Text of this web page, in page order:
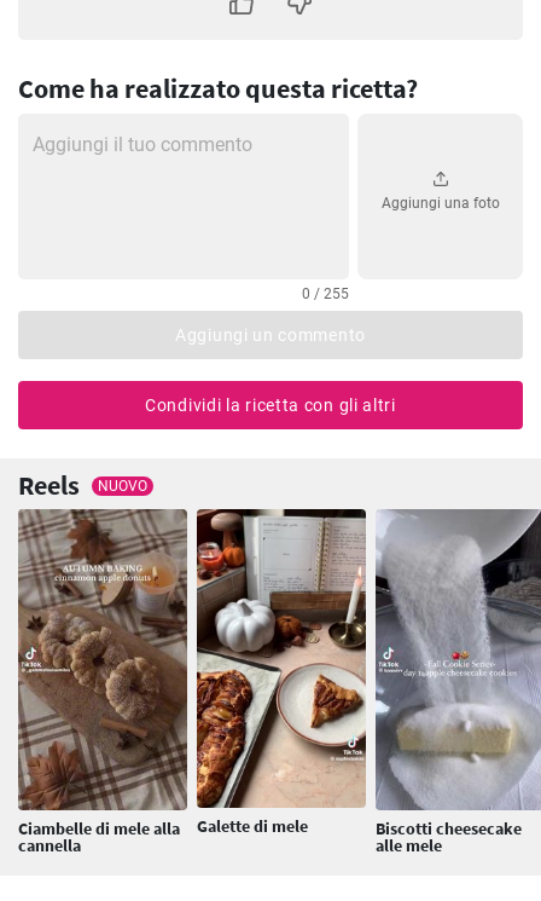
Come ha realizzato questa ricetta?
0 / 255
Aggiungi una foto
Aggiungi un commento
Condividi la ricetta con gli altri
Reels NUOVO
Ciambelle di mele alla
cannella
Galette di mele Biscotti cheesecake
alle mele